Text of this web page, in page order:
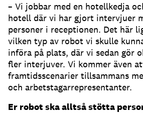
– Vi jobbar med en hotellkedja
hotell där vi har gjort intervjuer
personer i receptionen. Det här
vilken typ av robot vi skulle
införa på plats, där vi sedan gör
fler interjuver. Vi kommer även
framtidsscenarier tillsammans
och arbetstagarrepresentanter.
Er robot ska alltså stötta